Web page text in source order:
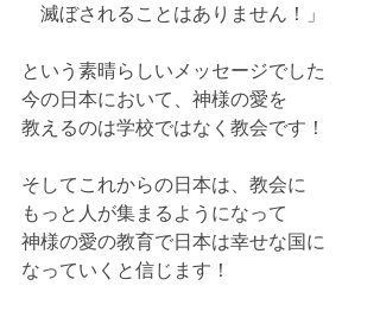
滅ぼされることはありません！」
という素晴らしいメッセージでした
今の日本において、神様の愛を
教えるのは学校ではなく教会です！
そしてこれからの日本は、教会に
もっと人が集まるようになって
神様の愛の教育で日本は幸せな国に
なっていくと信じます！